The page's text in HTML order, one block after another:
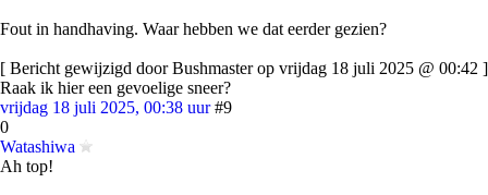
Fout in handhaving. Waar hebben we dat eerder gezien?
[ Bericht gewijzigd door Bushmaster op vrijdag 18 juli 2025 @ 00:42 ]
Raak ik hier een gevoelige sneer?
vrijdag 18 juli 2025, 00:38 uur #9
0
Watashiwa
Ah top!